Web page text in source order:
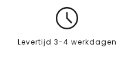
Levertijd 3-4 werkdagen